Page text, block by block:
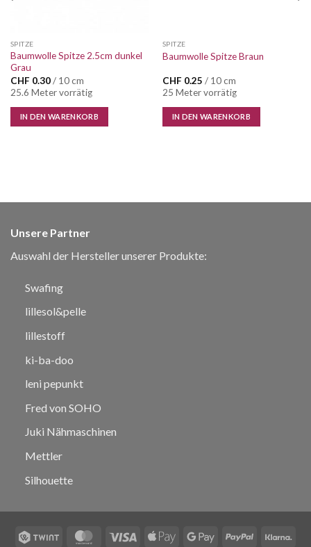
SPITZE
Baumwolle Spitze 2.5cm dunkel
Grau
CHF 0.30/ 10 cm
25.6 Meter vorrätig
IN DEN WARENKORB
SPITZE
Baumwolle Spitze Braun
CHF 0.25 / 10 cm
25 Meter vorrätig
IN DEN WARENKORB
Unsere Partner
Auswahl der Hersteller unserer Produkte:
Swafing
lillesol&pelle
lillestoff
ki-ba-doo
leni pepunkt
Fred von SOHO
Juki Nähmaschinen
Mettler
Silhouette
Twint MasterCard
Visa
Apple
Google PayPal